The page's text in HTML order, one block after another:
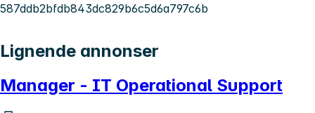
587ddb2bfdb843dc829b6c5d6a797c6b
Lignende annonser
Manager - IT Operational Support